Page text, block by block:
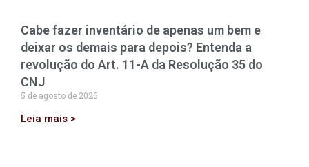
Cabe fazer inventário de apenas um bem e
deixar os demais para depois? Entenda a
revolução do Art. 11-A da Resolução 35 do
CNJ
5 de agosto de 2026
Leia mais >